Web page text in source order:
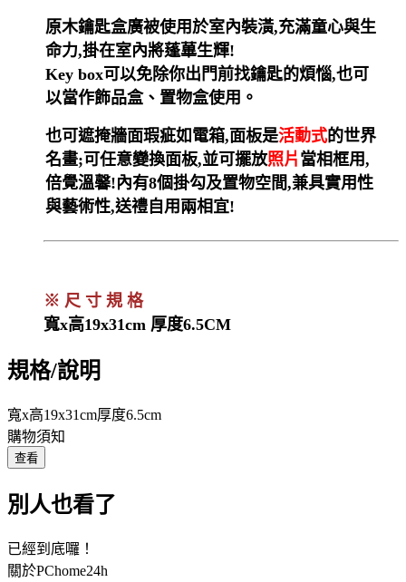
原木鑰匙盒廣被使用於室內裝潢,充滿童心與生
命力,掛在室內將蓬蓽生輝!
Key box可以免除你出門前找鑰匙的煩惱,也可
以當作飾品盒、置物盒使用。
也可遮掩牆面瑕疵如電箱,面板是活動式的世界
名畫;可任意變換面板,並可擺放照片 當相框用,
倍覺溫馨!內有8個掛勾及置物空間,兼具實用性
與藝術性,送禮自用兩相宜!
※ 尺 寸 規 格
寬x高19x31cm 厚度6.5CM
規格/說明
寬x高19x31cm厚度6.5cm
購物須知
查看
別人也看了
已經到底囉！
關於PChome24h